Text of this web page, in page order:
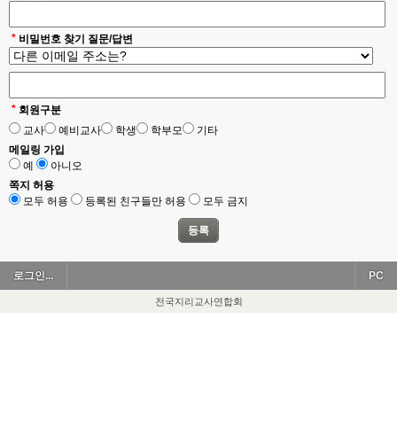
* 비밀번호 찾기 질문/답변
* 회원구분
교사
예비교사 학생 학부모
기타
메일링 가입
예
아니오
쪽지 허용
모두 허용
등록된 친구들만 허용 모두 금지
로그인... PC
전국지리교사연합회